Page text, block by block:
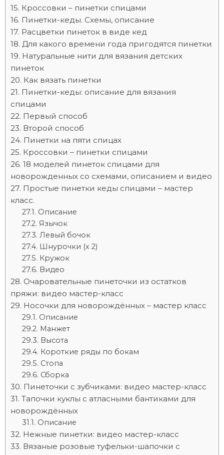
Кроссовки – пинетки спицами
Пинетки-кеды. Схемы, описание
Расцветки пинеток в виде кед
Для какого времени года пригодятся пинетки
Натуральные нити для вязания детских
пинеток
Как вязать пинетки
Пинетки-кеды: описание для вязания
спицами
Первый способ
Второй способ
Пинетки на пяти спицах
Кроссовки – пинетки спицами
18 моделей пинеток спицами для
новорожденных со схемами, описанием и видео
Простые пинетки кеды спицами – мастер
класс.
Описание
Язычок
Левый бочок
Шнурочки (х 2)
Кружок
Видео
Очаровательные пинеточки из остатков
пряжи: видео мастер-класс
Носочки для новорождённых – мастер класс
Описание
Манжет
Высота
Короткие ряды по бокам
Стопа
Сборка
Пинеточки с зубчиками: видео мастер-класс
Тапочки куклы с атласными бантиками для
новорождённых
Описание
Нежные пинетки: видео мастер-класс
Вязаные розовые туфельки-шапочки с